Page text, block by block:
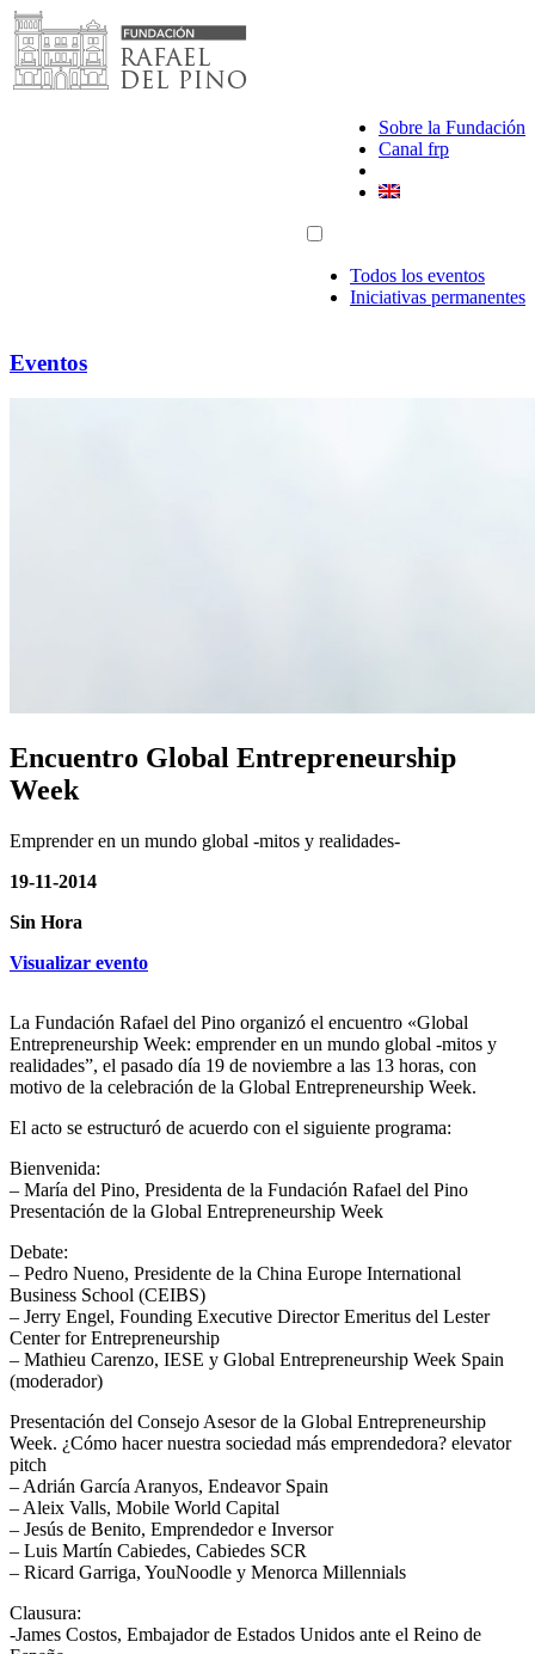
Saltar
al
contenido
Sobre la Fundación
Canal frp
Todos los eventos
Iniciativas permanentes
Eventos
Encuentro Global Entrepreneurship
Week
Emprender en un mundo global -mitos y realidades-
19-11-2014
Sin Hora
Visualizar evento
La Fundación Rafael del Pino organizó el encuentro «Global
Entrepreneurship Week: emprender en un mundo global -mitos y
realidades”, el pasado día 19 de noviembre a las 13 horas, con
motivo de la celebración de la Global Entrepreneurship Week.
El acto se estructuró de acuerdo con el siguiente programa:
Bienvenida:
– María del Pino, Presidenta de la Fundación Rafael del Pino
Presentación de la Global Entrepreneurship Week
Debate:
– Pedro Nueno, Presidente de la China Europe International
Business School (CEIBS)
– Jerry Engel, Founding Executive Director Emeritus del Lester
Center for Entrepreneurship
– Mathieu Carenzo, IESE y Global Entrepreneurship Week Spain
(moderador)
Presentación del Consejo Asesor de la Global Entrepreneurship
Week. ¿Cómo hacer nuestra sociedad más emprendedora? elevator
pitch
– Adrián García Aranyos, Endeavor Spain
– Aleix Valls, Mobile World Capital
– Jesús de Benito, Emprendedor e Inversor
– Luis Martín Cabiedes, Cabiedes SCR
– Ricard Garriga, YouNoodle y Menorca Millennials
Clausura:
-James Costos, Embajador de Estados Unidos ante el Reino de